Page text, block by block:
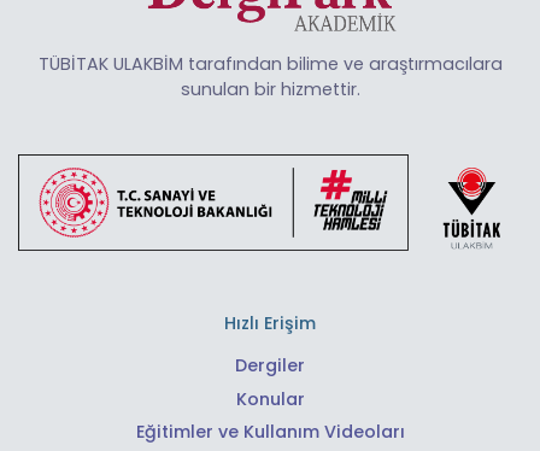
TÜBİTAK ULAKBİM tarafından bilime ve araştırmacılara
sunulan bir hizmettir.
Hızlı Erişim
Dergiler
Konular
Eğitimler ve Kullanım Videoları